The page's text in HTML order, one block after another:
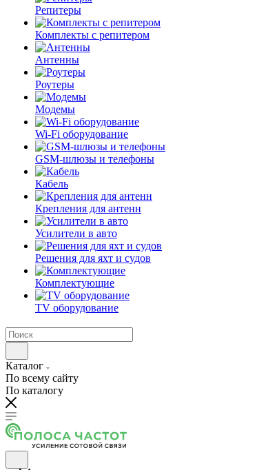
Репитеры
Комплекты с репитером
Антенны
Роутеры
Модемы
Wi-Fi оборудование
GSM-шлюзы и телефоны
Кабель
Крепления для антенн
Усилители в авто
Решения для яхт и судов
Комплектующие
TV оборудование
Каталог
По всему сайту
По каталогу